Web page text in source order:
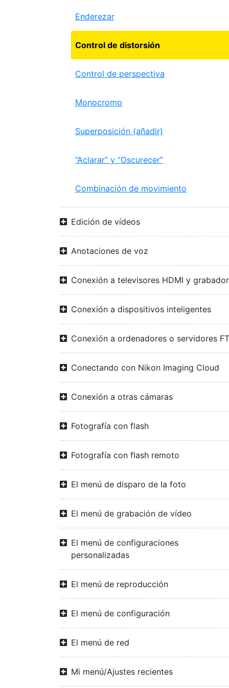
Enderezar
Control de distorsión
Control de perspectiva
Monocromo
Superposición (añadir)
“Aclarar” y “Oscurecer”
Combinación de movimiento
Edición de vídeos
Anotaciones de voz
Conexión a televisores HDMI y
Conexión a dispositivos inteligentes
Conexión a ordenadores o servidores
Conectando con Nikon Imaging Cloud
Conexión a otras cámaras
Fotografía con flash
Fotografía con flash remoto
El menú de disparo de la foto
El menú de grabación de vídeo
El menú de configuraciones
personalizadas
El menú de reproducción
El menú de configuración
El menú de red
Mi menú/Ajustes recientes